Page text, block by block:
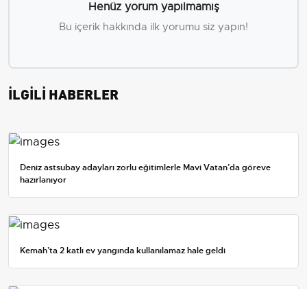
Henüz yorum yapılmamış
Bu içerik hakkında ilk yorumu siz yapın!
İLGİLİ HABERLER
Deniz astsubay adayları zorlu eğitimlerle Mavi Vatan’da göreve
hazırlanıyor
Kemah’ta 2 katlı ev yangında kullanılamaz hale geldi